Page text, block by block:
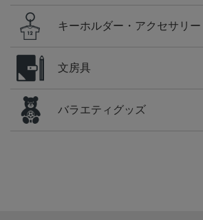
キーホルダー・アクセサリー
文房具
バラエティグッズ